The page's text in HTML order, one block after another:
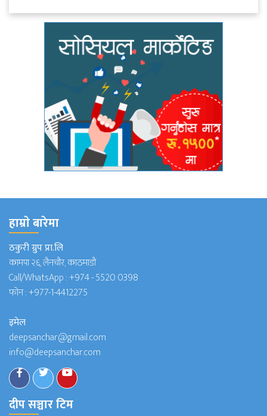
हाम्राे बारेमा
ठकुरी ग्रुप प्रा.लि
कामपा २६, लैनचौर, काठमाडौं
Call/WhatsApp :+974 - 5520 0398
फोन :+977-1-4412275
इमेल
deepsanchar@gmail.com
info@deepsanchar.com
दीप सञ्चार टिम